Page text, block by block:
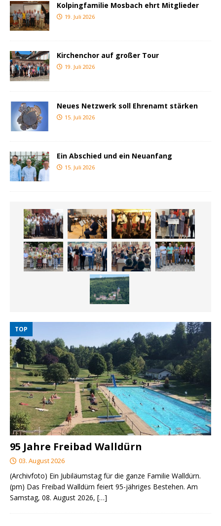
Kolpingfamilie Mosbach ehrt Mitglieder
19. Juli 2026
Kirchenchor auf großer Tour
19. Juli 2026
Neues Netzwerk soll Ehrenamt stärken
15. Juli 2026
Ein Abschied und ein Neuanfang
15. Juli 2026
TOP
95 Jahre Freibad Walldürn
03. August 2026
(Archivfoto) Ein Jubiläumstag für die ganze Familie Walldürn.
(pm) Das Freibad Walldürn feiert 95-jähriges Bestehen. Am
Samstag, 08. August 2026, […]